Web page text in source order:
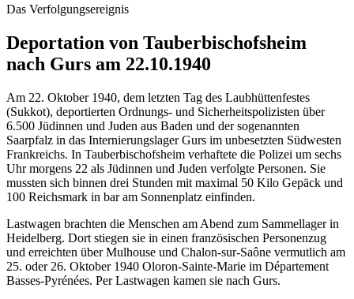
Das Verfolgungsereignis
Deportation von Tauberbischofsheim
nach Gurs am 22.10.1940
Am 22. Oktober 1940, dem letzten Tag des Laubhüttenfestes
(Sukkot), deportierten Ordnungs- und Sicherheitspolizisten über
6.500 Jüdinnen und Juden aus Baden und der sogenannten
Saarpfalz in das Internierungslager Gurs im unbesetzten Südwesten
Frankreichs. In Tauberbischofsheim verhaftete die Polizei um sechs
Uhr morgens 22 als Jüdinnen und Juden verfolgte Personen. Sie
mussten sich binnen drei Stunden mit maximal 50 Kilo Gepäck und
100 Reichsmark in bar am Sonnenplatz einfinden.
Lastwagen brachten die Menschen am Abend zum Sammellager in
Heidelberg. Dort stiegen sie in einen französischen Personenzug
und erreichten über Mulhouse und Chalon-sur-Saône vermutlich am
25. oder 26. Oktober 1940 Oloron-Sainte-Marie im Département
Basses-Pyrénées. Per Lastwagen kamen sie nach Gurs.